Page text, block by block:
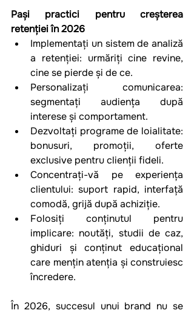
Pași practici pentru creșterea
retenției în 2026
Implementați un sistem de analiză
a retenției: urmăriți cine revine,
cine se pierde și de ce.
Personalizați comunicarea:
segmentați audiența după
interese și comportament.
Dezvoltați programe de loialitate:
bonusuri, promoții, oferte
exclusive pentru clienții fideli.
Concentrați-vă pe experiența
clientului: suport rapid, interfață
comodă, grijă după achiziție.
Folosiți conținutul pentru
implicare: noutăți, studii de caz,
ghiduri și conținut educațional
care mențin atenția și construiesc
încredere.
În 2026, succesul unui brand nu se